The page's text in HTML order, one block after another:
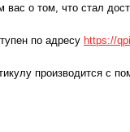
о том, что стал
по адресу https://
производится с